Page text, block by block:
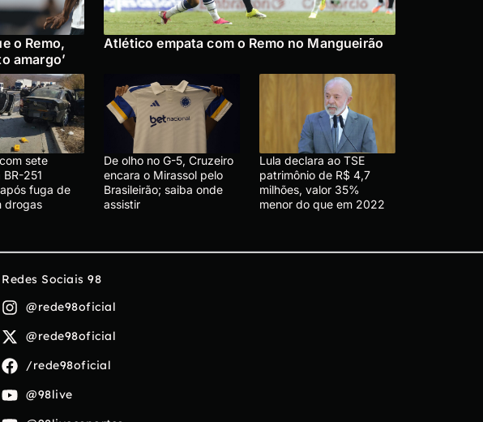
o Remo,
amargo’
Atlético empata com o Remo no Mangueirão
sete
251
fuga de
drogas
De olho no G-5, Cruzeiro
encara o Mirassol pelo
Brasileirão; saiba onde
assistir
Lula declara ao TSE
patrimônio de R$ 4,7
milhões, valor 35%
menor do que em 2022
Redes Sociais 98
@rede98oficial
@rede98oficial
/rede98oficial
@98live